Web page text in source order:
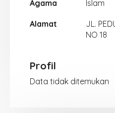
Agama Islam
Alamat
JL.
NO 18
Profil
Data tidak ditemukan